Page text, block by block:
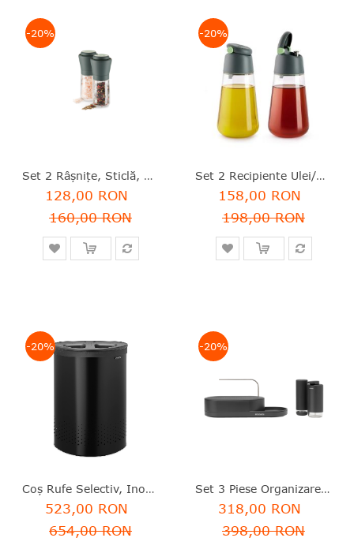
-20%
Set 2 Râșnițe, Sticlă, 115 Ml, Lékué - 8710755887246
128,00 RON
160,00 RON
-20%
Set 2 Recipiente Ulei/oțet, Sticlă, 400 Ml, Lékué - 8710755883262
158,00 RON
198,00 RON
-20%
Coş Rufe Selectiv, Inox, Negru, 55 L, Brabantia - 8710755242366
523,00 RON
654,00 RON
-20%
Set 3 Piese Organizare Chiuvetă, Metal+sticlă, Negru, SinkStyle, Brabantia - 8710755227905
318,00 RON
398,00 RON